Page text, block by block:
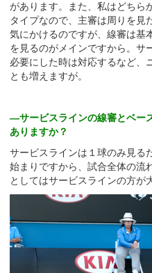
があります。また、私はどちら
タイプなので、主審は周りを見
気にかけるのですが、線審は基
を見るのがメインですから。サ
必要にした時は対応するなど、
とも増えますが。
—サービスラインの線審とベー
ありますか？
サービスラインは１球のみ見る
始まりですから、試合全体の流
としてはサービスラインの方が